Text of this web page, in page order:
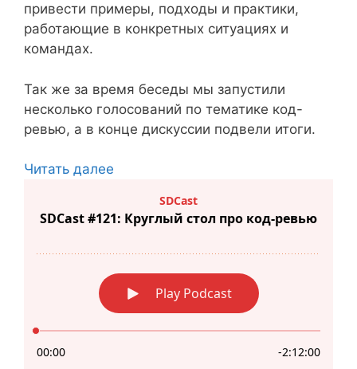
привести примеры, подходы и практики,
работающие в конкретных ситуациях и
командах.
Так же за время беседы мы запустили
несколько голосований по тематике код-
ревью, а в конце дискуссии подвели итоги.
Читать далее